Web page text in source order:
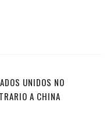
UNIDOS NO
A CHINA